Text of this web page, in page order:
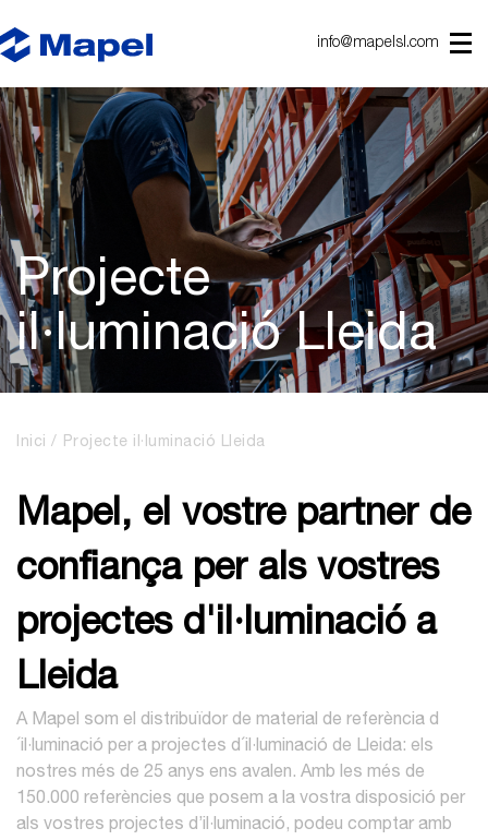
info@mapelsl.com
Projecte
il·luminació Lleida
Inici Projecte il·luminació Lleida
Mapel, el vostre partner de
confiança per als vostres
projectes d'il·luminació a
Lleida
A Mapel som el distribuïdor de material de referència d
´il·luminació per a projectes d´il·luminació de Lleida: els
nostres més de 25 anys ens avalen. Amb les més de
150.000 referències que posem a la vostra disposició per
als vostres projectes d’il·luminació, podeu comptar amb